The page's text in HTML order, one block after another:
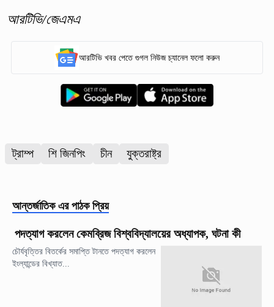
আরটিভি/জেএমএ
আরটিভি খবর পেতে গুগল নিউজ চ্যানেল ফলো করুন
ট্রাম্প শি জিনপিং চীন যুক্তরাষ্ট্র
আন্তর্জাতিক এর পাঠক প্রিয়
পদত্যাগ করলেন কেমব্রিজ বিশ্ববিদ্যালয়ের অধ্যাপক, ঘটনা কী
চৌর্যবৃত্তির বিতর্কের সমাপ্তি টানতে পদত্যাগ করলেন
ইংল্যান্ডের বিখ্যাত...